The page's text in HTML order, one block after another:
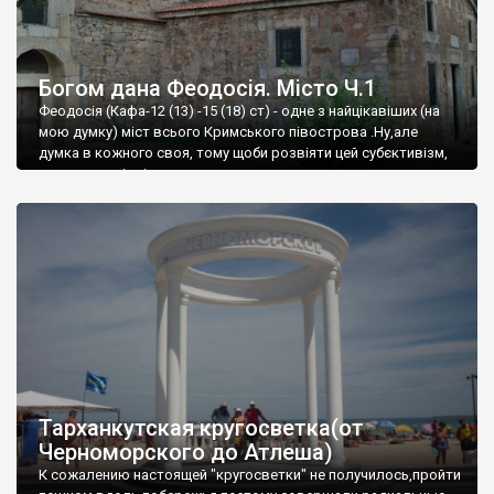
Богом дана Феодосія. Місто Ч.1
Феодосія (Кафа-12 (13) -15 (18) ст) - одне з найцікавіших (на
мою думку) міст всього Кримського півострова .Ну,але
думка в кожного своя, тому щоби розвіяти цей субєктивізм,
запрошую відвідати це
Тарханкутская кругосветка(от
Черноморского до Атлеша)
К сожалению настоящей "кругосветки" не получилось,пройти